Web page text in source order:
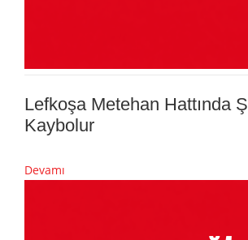
Lefkoşa Metehan Hattında
Kaybolur
Devamı